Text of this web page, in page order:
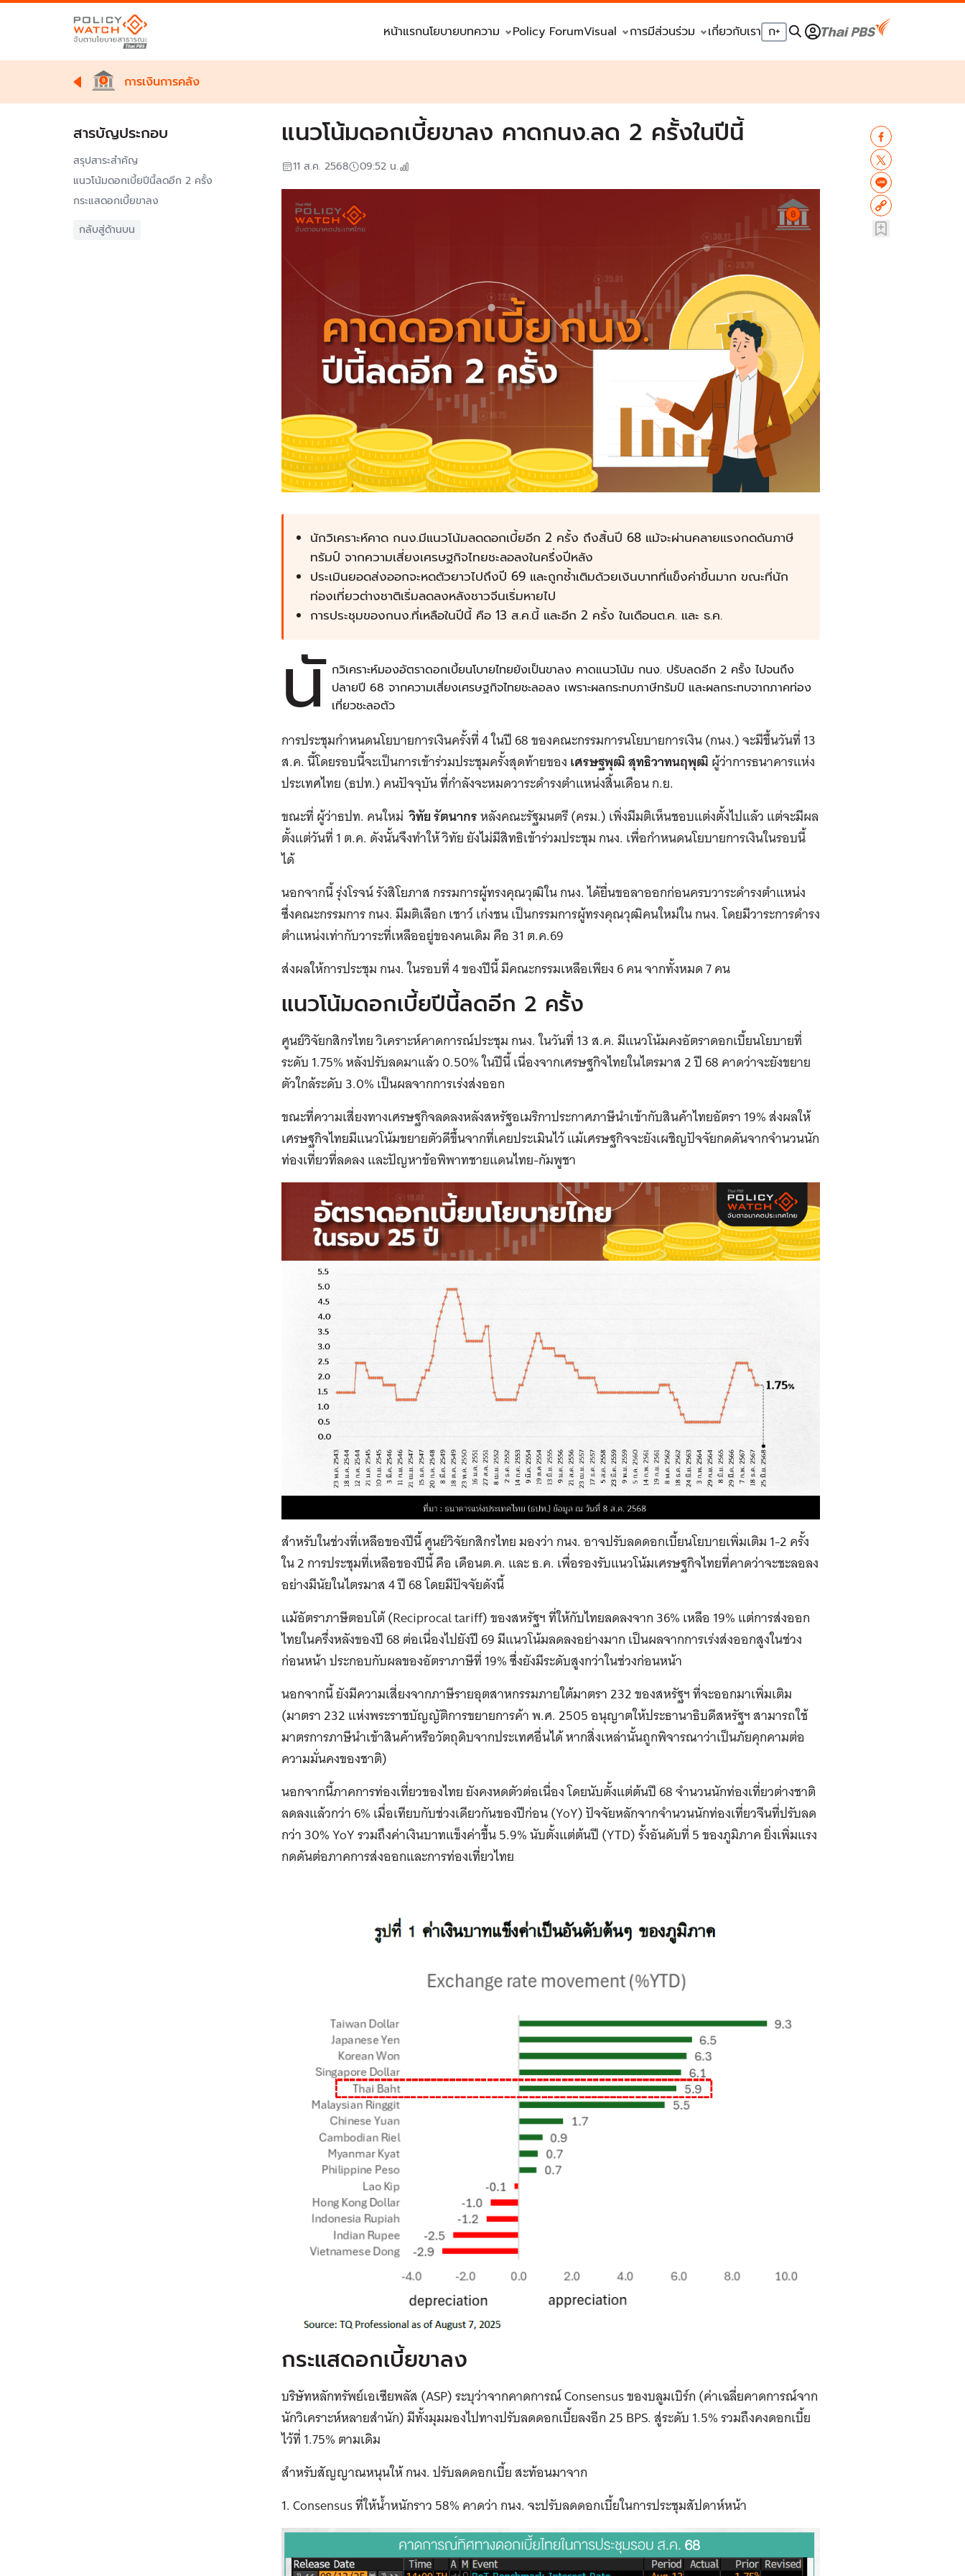
หน้าแรกนโยบายบทความ Policy ForumVisual การมีส่วนร่วม เกี่ยวกับเรา ก+
การเงินการคลัง
สารบัญประกอบ
สรุปสาระสำคัญ
แนวโน้มดอกเบี้ยปีนี้ลดอีก 2 ครั้ง
กระแสดอกเบี้ยขาลง
กลับสู่ด้านบน
แนวโน้มดอกเบี้ยขาลง คาดกนง.ลด 2 ครั้งในปีนี้
11 ส.ค. 2568 09:52 น.
นักวิเคราะห์คาด กนง.มีแนวโน้มลดดอกเบี้ยอีก 2 ครั้ง ถึงสิ้นปี 68 แม้จะผ่านคลายแรงกดดันภาษี
ทรัมป์ จากความเสี่ยงเศรษฐกิจไทยชะลอลงในครึ่งปีหลัง
ประเมินยอดส่งออกจะหดตัวยาวไปถึงปี 69 และถูกซ้ำเติมด้วยเงินบาทที่แข็งค่าขึ้นมาก ขณะที่นัก
ท่องเที่ยวต่างชาติเริ่มลดลงหลังชาวจีนเริ่มหายไป
การประชุมของกนง.ที่เหลือในปีนี้ คือ 13 ส.ค.นี้ และอีก 2 ครั้ง ในเดือนต.ค. และ ธ.ค.
นั กวิเคราะห์มองอัตราดอกเบี้ยนโบายไทยยังเป็นขาลง คาดแนวโน้ม กนง. ปรับลดอีก 2 ครั้ง ไปจนถึง
ปลายปี 68 จากความเสี่ยงเศรษฐกิจไทยชะลอลง เพราะผลกระทบภาษีทรัมป์ และผลกระทบจากภาคท่อง
เที่ยวชะลอตัว
การประชุมกำหนดนโยบายการเงินครั้งที่ 4 ในปี 68 ของคณะกรรมการนโยบายการเงิน (กนง.) จะมีขึ้นวันที่ 13
ส.ค. นี้โดยรอบนี้จะเป็นการเข้าร่วมประชุมครั้งสุดท้ายของเศรษฐพุฒิ สุทธิวาทนฤพุฒิผู้ว่าการธนาคารแห่ง
ประเทศไทย (ธปท.) คนปัจจุบัน ที่กำลังจะหมดวาระดำรงตำแหน่งสิ้นเดือน ก.ย.
ขณะที่ ผู้ว่าธปท. คนใหม่วิทัย รัตนากรหลังคณะรัฐมนตรี (ครม.) เพิ่งมีมติเห็นชอบแต่งตั้งไปแล้ว แต่จะมีผล
ตั้งแต่วันที่ 1 ต.ค. ดังนั้นจึงทำให้ วิทัย ยังไม่มีสิทธิเข้าร่วมประชุม กนง. เพื่อกำหนดนโยบายการเงินในรอบนี้
ได้
นอกจากนี้ รุ่งโรจน์ รังสิโยภาส กรรมการผู้ทรงคุณวุฒิใน กนง. ได้ยื่นขอลาออกก่อนครบวาระดำรงตำแหน่ง
ซึ่งคณะกรรมการ กนง. มีมติเลือก เชาว์ เก่งชน เป็นกรรมการผู้ทรงคุณวุฒิคนใหม่ใน กนง. โดยมีวาระการดำรง
ตำแหน่งเท่ากับวาระที่เหลืออยู่ของคนเดิม คือ 31 ต.ค.69
ส่งผลให้การประชุม กนง. ในรอบที่ 4 ของปีนี้ มีคณะกรรมเหลือเพียง 6 คน จากทั้งหมด 7 คน
แนวโน้มดอกเบี้ยปีนี้ลดอีก 2 ครั้ง
ศูนย์วิจัยกสิกรไทย วิเคราะห์คาดการณ์ประชุม กนง. ในวันที่ 13 ส.ค. มีแนวโน้มคงอัตราดอกเบี้ยนโยบายที่
ระดับ 1.75% หลังปรับลดมาแล้ว 0.50% ในปีนี้ เนื่องจากเศรษฐกิจไทยในไตรมาส 2 ปี 68 คาดว่าจะยังขยาย
ตัวใกล้ระดับ 3.0% เป็นผลจากการเร่งส่งออก
ขณะที่ความเสี่ยงทางเศรษฐกิจลดลงหลังสหรัฐอเมริกาประกาศภาษีนำเข้ากับสินค้าไทยอัตรา 19% ส่งผลให้
เศรษฐกิจไทยมีแนวโน้มขยายตัวดีขึ้นจากที่เคยประเมินไว้ แม้เศรษฐกิจจะยังเผชิญปัจจัยกดดันจากจำนวนนัก
ท่องเที่ยวที่ลดลง และปัญหาข้อพิพาทชายแดนไทย-กัมพูชา
สำหรับในช่วงที่เหลือของปีนี้ ศูนย์วิจัยกสิกรไทย มองว่า กนง. อาจปรับลดดอกเบี้ยนโยบายเพิ่มเติม 1-2 ครั้ง
ใน 2 การประชุมที่เหลือของปีนี้ คือ เดือนต.ค. และ ธ.ค. เพื่อรองรับแนวโน้มเศรษฐกิจไทยที่คาดว่าจะชะลอลง
อย่างมีนัยในไตรมาส 4 ปี 68 โดยมีปัจจัยดังนี้
แม้อัตราภาษีตอบโต้ (Reciprocal tariff) ของสหรัฐฯ ที่ให้กับไทยลดลงจาก 36% เหลือ 19% แต่การส่งออก
ไทยในครึ่งหลังของปี 68 ต่อเนื่องไปยังปี 69 มีแนวโน้มลดลงอย่างมาก เป็นผลจากการเร่งส่งออกสูงในช่วง
ก่อนหน้า ประกอบกับผลของอัตราภาษีที่ 19% ซึ่งยังมีระดับสูงกว่าในช่วงก่อนหน้า
นอกจากนี้ ยังมีความเสี่ยงจากภาษีรายอุตสาหกรรมภายใต้มาตรา 232 ของสหรัฐฯ ที่จะออกมาเพิ่มเติม
(มาตรา 232 แห่งพระราชบัญญัติการขยายการค้า พ.ศ. 2505 อนุญาตให้ประธานาธิบดีสหรัฐฯ สามารถใช้
มาตรการภาษีนำเข้าสินค้าหรือวัตถุดิบจากประเทศอื่นได้ หากสิ่งเหล่านั้นถูกพิจารณาว่าเป็นภัยคุกคามต่อ
ความมั่นคงของชาติ)
นอกจากนี้ภาคการท่องเที่ยวของไทย ยังคงหดตัวต่อเนื่อง โดยนับตั้งแต่ต้นปี 68 จำนวนนักท่องเที่ยวต่างชาติ
ลดลงแล้วกว่า 6% เมื่อเทียบกับช่วงเดียวกันของปีก่อน (YoY) ปัจจัยหลักจากจำนวนนักท่องเที่ยวจีนที่ปรับลด
กว่า 30% YoY รวมถึงค่าเงินบาทแข็งค่าขึ้น 5.9% นับตั้งแต่ต้นปี (YTD) รั้งอันดับที่ 5 ของภูมิภาค ยิ่งเพิ่มแรง
กดดันต่อภาคการส่งออกและการท่องเที่ยวไทย
กระแสดอกเบี้ยขาลง
บริษัทหลักทรัพย์เอเซียพลัส (ASP) ระบุว่าจากคาดการณ์ Consensus ของบลูมเบิร์ก (ค่าเฉลี่ยคาดการณ์จาก
นักวิเคราะห์หลายสำนัก) มีทั้งมุมมองไปทางปรับลดดอกเบี้ยลงอีก 25 BPS. สู่ระดับ 1.5% รวมถึงคงดอกเบี้ย
ไว้ที่ 1.75% ตามเดิม
สำหรับสัญญาณหนุนให้ กนง. ปรับลดดอกเบี้ย สะท้อนมาจาก
1. Consensus ที่ให้น้ำหนักราว 58% คาดว่า กนง. จะปรับลดดอกเบี้ยในการประชุมสัปดาห์หน้า